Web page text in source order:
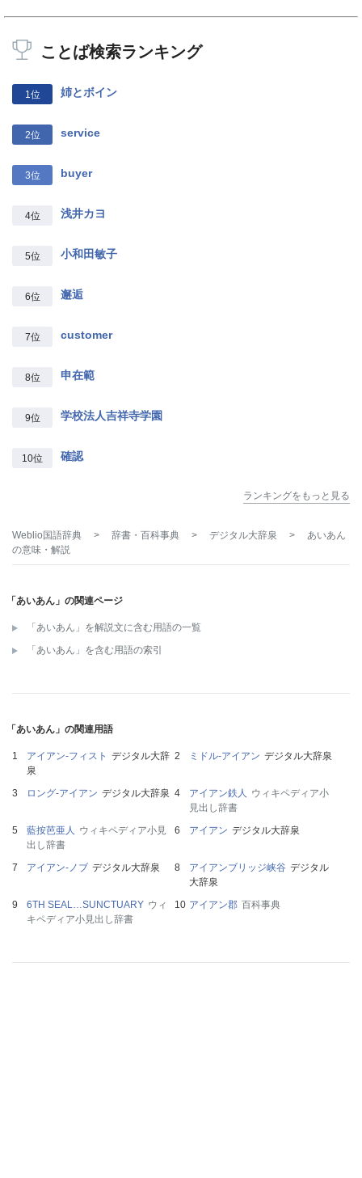
ことば検索ランキング
1位 姉とボイン
2位 service
3位 buyer
4位 浅井カヨ
5位 小和田敏子
6位 邂逅
7位 customer
8位 申在範
9位 学校法人吉祥寺学園
10位 確認
ランキングをもっと見る
Weblio国語辞典 > 辞書・百科事典 > デジタル大辞泉 >
あいあん
の意味・解説
「あいあん」の関連ページ
「あいあん」を解説文に含む用語の一覧
「あいあん」を含む用語の索引
「あいあん」の関連用語
アイアン‐フィスト デジタル大辞
泉
ミドル‐アイアン デジタル大辞泉
ロング‐アイアン デジタル大辞泉 アイアン鉄人 ウィキペディア小
見出し辞書
藍按芭亜人 ウィキペディア小見
出し辞書
アイアン デジタル大辞泉
アイアン‐ノブ デジタル大辞泉 アイアンブリッジ峡谷 デジタル
大辞泉
6TH SEAL…SUNCTUARY ウィ
キペディア小見出し辞書
アイアン郡 百科事典